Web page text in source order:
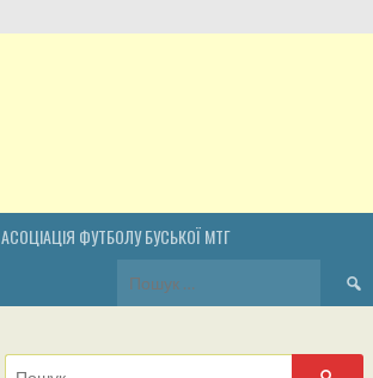
АСОЦІАЦІЯ ФУТБОЛУ БУСЬКОЇ МТГ
Пошук:
Пошук: